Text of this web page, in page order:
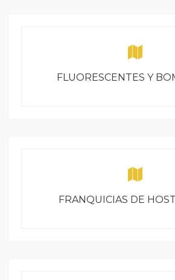
FLUORESCENTES Y
FRANQUICIAS DE